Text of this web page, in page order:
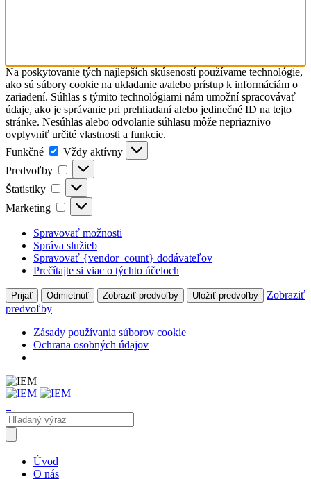
Na poskytovanie tých najlepších skúseností používame technológie,
ako sú súbory cookie na ukladanie a/alebo prístup k informáciám o
zariadení. Súhlas s týmito technológiami nám umožní spracovávať
údaje, ako je správanie pri prehliadaní alebo jedinečné ID na tejto
stránke. Nesúhlas alebo odvolanie súhlasu môže nepriaznivo
ovplyvniť určité vlastnosti a funkcie.
Funkčné
Funkčné
Vždy aktívny
Predvoľby
Predvoľby
Štatistiky Štatistiky
Marketing Marketing
Spravovať možnosti
Správa služieb
Spravovať {vendor_count} dodávateľov
Prečítajte si viac o týchto účeloch
Prijať Odmietnúť Zobraziť predvoľby Uložiť predvoľby
Zobraziť
predvoľby
Zásady používania súborov cookie
Ochrana osobných údajov
Úvod
O nás